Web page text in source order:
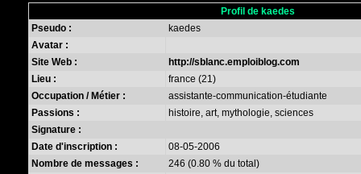
Profil de kaedes
Pseudo :
kaedes
Avatar :
Site Web :
http://sblanc.emploiblog.com
Lieu :
france (21)
Occupation / Métier :
assistante-communication-étudiante
Passions :
histoire, art, mythologie, sciences
Signature :
Date d'inscription :
08-05-2006
Nombre de messages :
246 (0.80 % du total)